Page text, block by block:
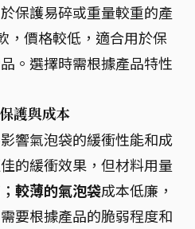
保護易碎或重量較重的產
，價格較低，適合用於保
。選擇時需根據產品特性
護與成本
響氣泡袋的緩衝性能和成
的緩衝效果，但材料用量
較薄的氣泡袋成本低廉，
要根據產品的脆弱程度和